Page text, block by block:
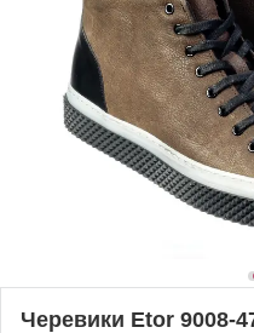
Черевики Etor 9008-